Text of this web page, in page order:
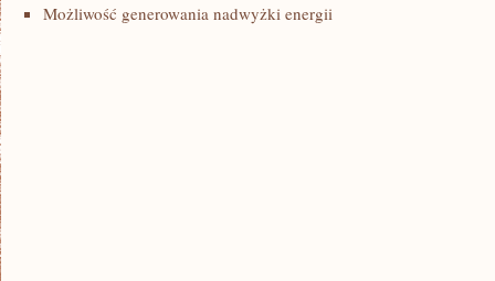
Możliwość generowania nadwyżki energii